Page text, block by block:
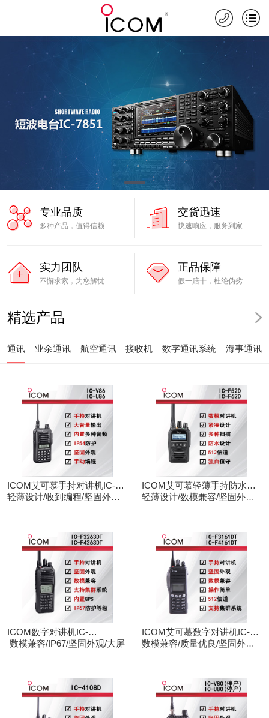
专业品质
多种产品，值得信赖
交货迅速
快速响应，服务到家
实力团队
不懈求索，为您解忧
正品保障
假一赔十，杜绝伪劣
精选产品
通讯 业余通讯 航空通讯 接收机 数字通讯系统 海事通讯
ICOM艾可慕手持对讲机IC-
V86/U86
轻薄设计/收到编程/坚固外观/
ICOM艾可慕轻薄手持防水对
讲机IC-F52D
轻薄设计/数模兼容/坚固外观/
ICOM数字对讲机IC-
F3263DT/IC-F4263DT
数模兼容/IP67/坚固外观/大屏
ICOM艾可慕数字对讲机IC-
F3161D IC-F4161D
数模兼容/质量优良/坚固外观/